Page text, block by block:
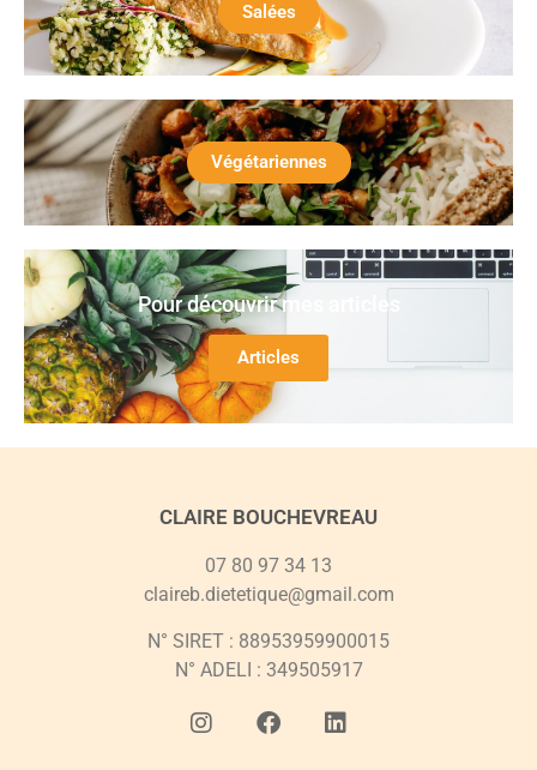
Salées
Végétariennes
Pour découvrir mes articles
Articles
CLAIRE BOUCHEVREAU
07 80 97 34 13
claireb.dietetique@gmail.com​
N° SIRET : 88953959900015
N° ADELI : 349505917